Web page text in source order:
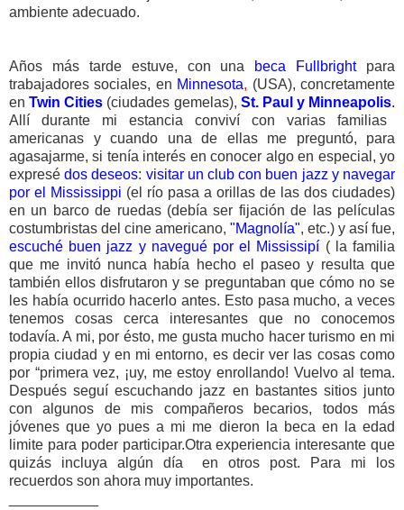
ambiente adecuado.
Años más tarde estuve, con una beca Fullbright para
trabajadores sociales, en Minnesota, (USA), concretamente
enTwin Cities (ciudades gemelas), St. Paul y Minneapolis.
Allí durante mi estancia conviví con varias familias
americanas y cuando una de ellas me preguntó, para
agasajarme, si tenía interés en conocer algo en especial, yo
expresédos deseos: visitar un club con buen jazz y navegar
por el Mississippi (el río pasa a orillas de las dos ciudades)
en un barco de ruedas (debía ser fijación de las películas
costumbristas del cine americano, "Magnolía", etc.) y así fue,
escuché buen jazz y navegué por el Mississipí ( la familia
que me invitó nunca había hecho el paseo y resulta que
también ellos disfrutaron y se preguntaban que cómo no se
les había ocurrido hacerlo antes. Esto pasa mucho, a veces
tenemos cosas cerca interesantes que no conocemos
todavía. A mi, por ésto, me gusta mucho hacer turismo en mi
propia ciudad y en mi entorno, es decir ver las cosas como
por “primera vez, ¡uy, me estoy enrollando! Vuelvo al tema.
Después seguí escuchando jazz en bastantes sitios junto
con algunos de mis compañeros becarios, todos más
jóvenes que yo pues a mi me dieron la beca en la edad
limite para poder participar.Otra experiencia interesante que
quizás incluya algún día en otros post. Para mi los
recuerdos son ahora muy importantes.